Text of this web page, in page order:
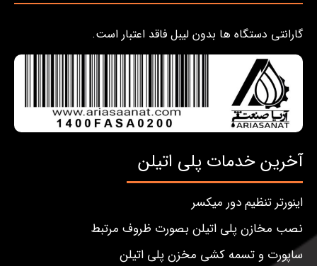
گارانتی دستگاه ها بدون لیبل فاقد اعتبار است.
آخرین خدمات پلی اتیلن
اینورتر تنظیم دور میکسر
نصب مخازن پلی اتیلن بصورت ظروف مرتبط
ساپورت و تسمه کشی مخزن پلی اتیلن